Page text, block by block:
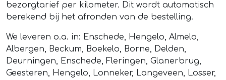
bezorgtarief per kilometer. Dit wordt automatisch
berekend bij het afronden van de bestelling.
We leveren o.a. in: Enschede, Hengelo, Almelo,
Albergen, Beckum, Boekelo, Borne, Delden,
Deurningen, Enschede, Fleringen, Glanerbrug,
Geesteren, Hengelo, Lonneker, Langeveen, Losser,